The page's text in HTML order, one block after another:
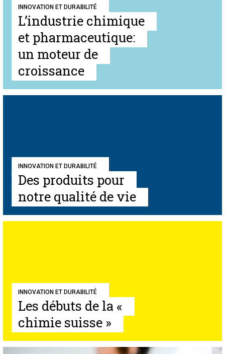
INNOVATION ET DURABILITÉ
L’industrie chimique
et pharmaceutique:
un moteur de
croissance
INNOVATION ET DURABILITÉ
Des produits pour
notre qualité de vie
INNOVATION ET DURABILITÉ
Les débuts de la «
chimie suisse »